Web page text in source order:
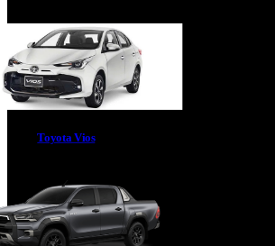
Toyota Vios